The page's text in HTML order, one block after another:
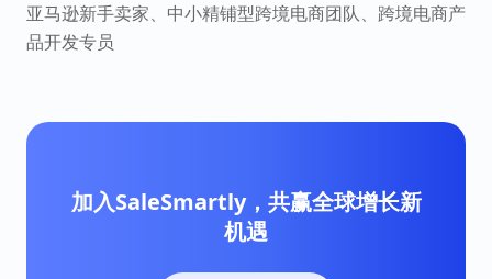
亚马逊新手卖家、中小精铺型跨境电商团队、跨境电商产
品开发专员
加入SaleSmartly，共赢全球增长新
机遇